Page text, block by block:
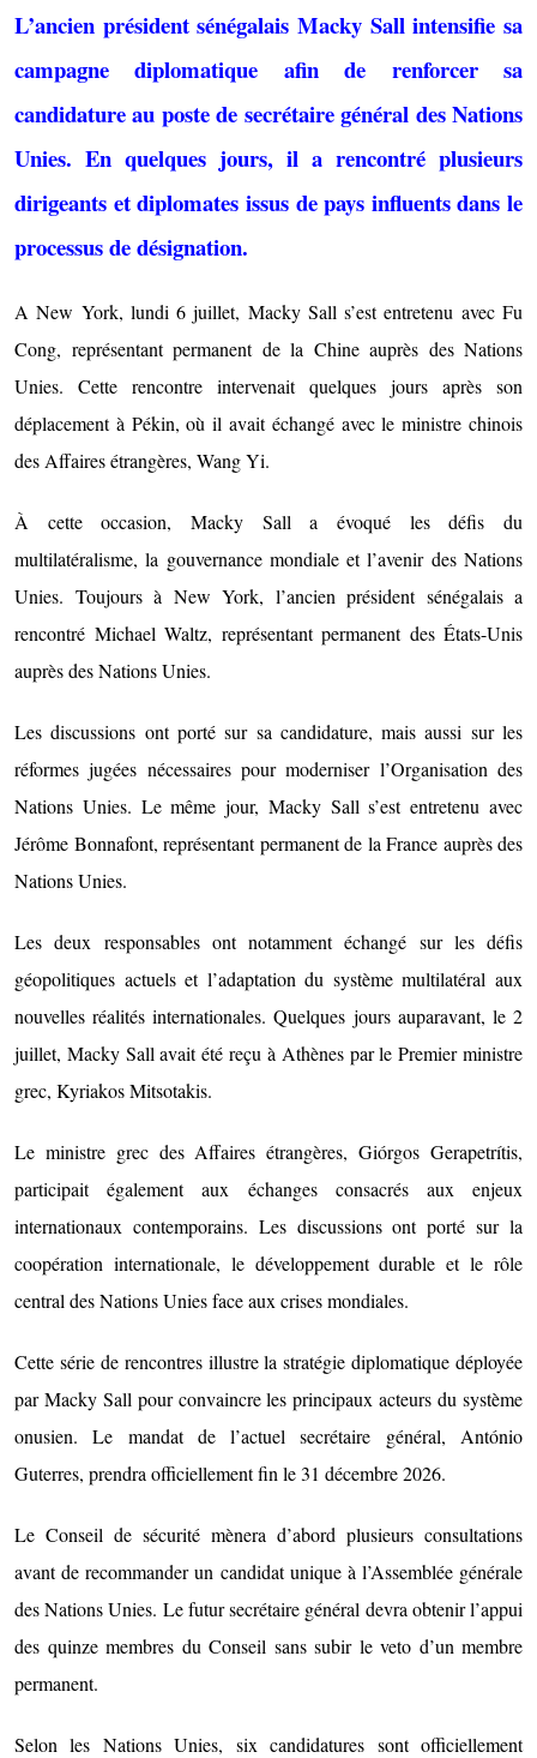
L’ancien président sénégalais Macky Sall intensifie sa
campagne diplomatique afin de renforcer sa
candidature au poste de secrétaire général des Nations
Unies. En quelques jours, il a rencontré plusieurs
dirigeants et diplomates issus de pays influents dans le
processus de désignation.
A New York, lundi 6 juillet, Macky Sall s’est entretenu avec Fu
Cong, représentant permanent de la Chine auprès des Nations
Unies. Cette rencontre intervenait quelques jours après son
déplacement à Pékin, où il avait échangé avec le ministre chinois
des Affaires étrangères, Wang Yi.
À cette occasion, Macky Sall a évoqué les défis du
multilatéralisme, la gouvernance mondiale et l’avenir des Nations
Unies. Toujours à New York, l’ancien président sénégalais a
rencontré Michael Waltz, représentant permanent des États-Unis
auprès des Nations Unies.
Les discussions ont porté sur sa candidature, mais aussi sur les
réformes jugées nécessaires pour moderniser l’Organisation des
Nations Unies. Le même jour, Macky Sall s’est entretenu avec
Jérôme Bonnafont, représentant permanent de la France auprès des
Nations Unies.
Les deux responsables ont notamment échangé sur les défis
géopolitiques actuels et l’adaptation du système multilatéral aux
nouvelles réalités internationales. Quelques jours auparavant, le 2
juillet, Macky Sall avait été reçu à Athènes par le Premier ministre
grec, Kyriakos Mitsotakis.
Le ministre grec des Affaires étrangères, Giórgos Gerapetrítis,
participait également aux échanges consacrés aux enjeux
internationaux contemporains. Les discussions ont porté sur la
coopération internationale, le développement durable et le rôle
central des Nations Unies face aux crises mondiales.
Cette série de rencontres illustre la stratégie diplomatique déployée
par Macky Sall pour convaincre les principaux acteurs du système
onusien. Le mandat de l’actuel secrétaire général, António
Guterres, prendra officiellement fin le 31 décembre 2026.
Le Conseil de sécurité mènera d’abord plusieurs consultations
avant de recommander un candidat unique à l’Assemblée générale
des Nations Unies. Le futur secrétaire général devra obtenir l’appui
des quinze membres du Conseil sans subir le veto d’un membre
permanent.
Selon les Nations Unies, six candidatures sont officiellement